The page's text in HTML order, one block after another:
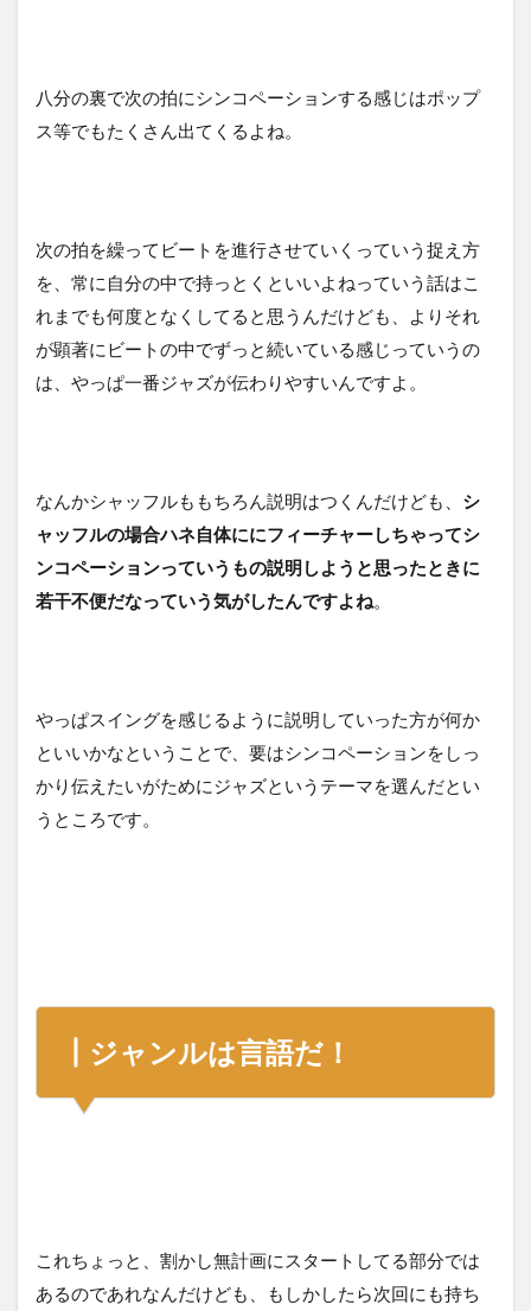
八分の裏で次の拍にシンコペーションする感じはポップ
ス等でもたくさん出てくるよね。
次の拍を繰ってビートを進行させていくっていう捉え方
を、常に自分の中で持っとくといいよねっていう話はこ
れまでも何度となくしてると思うんだけども、よりそれ
が顕著にビートの中でずっと続いている感じっていうの
は、やっぱ一番ジャズが伝わりやすいんですよ。
なんかシャッフルももちろん説明はつくんだけども、 シ
ャッフルの場合ハネ自体ににフィーチャーしちゃってシ
ンコペーションっていうもの説明しようと思ったときに
若干不便だなっていう気がしたんですよね。
やっぱスイングを感じるように説明していった方が何か
といいかなということで、要はシンコペーションをしっ
かり伝えたいがためにジャズというテーマを選んだとい
うところです。
┃ジャンルは言語だ！
これちょっと、割かし無計画にスタートしてる部分では
あるのであれなんだけども、もしかしたら次回にも持ち